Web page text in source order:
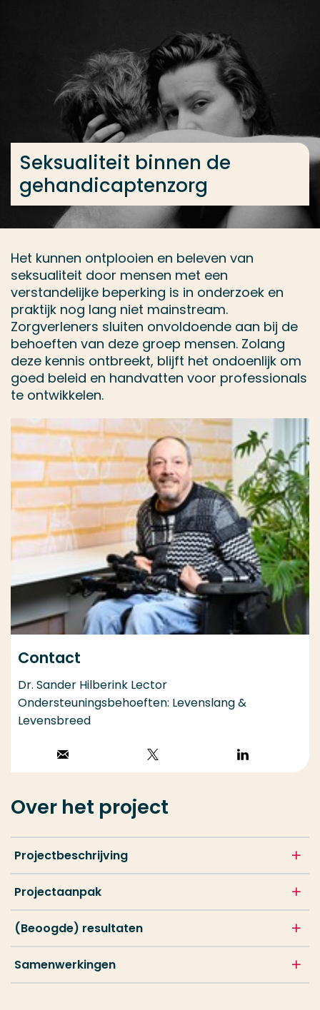
Seksualiteit binnen de
gehandicaptenzorg
Het kunnen ontplooien en beleven van
seksualiteit door mensen met een
verstandelijke beperking is in onderzoek en
praktijk nog lang niet mainstream.
Zorgverleners sluiten onvoldoende aan bij de
behoeften van deze groep mensen. Zolang
deze kennis ontbreekt, blijft het ondoenlijk om
goed beleid en handvatten voor professionals
te ontwikkelen.
Contact
Dr. Sander Hilberink Lector
Ondersteuningsbehoeften: Levenslang &
Levensbreed
Stuur een email
LinkedIn
Over het project
Projectbeschrijving
Projectaanpak
(Beoogde) resultaten
Samenwerkingen
Veel gezocht
Opleiding